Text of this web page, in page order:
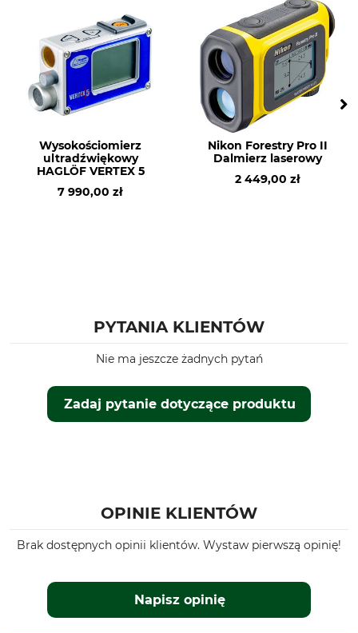
Wysokościomierz
ultradźwiękowy
HAGLӦF VERTEX 5
7 990,00 zł
Nikon Forestry Pro II
Dalmierz laserowy
2 449,00 zł
PYTANIA KLIENTÓW
Zadaj pytanie dotyczące produktu
Nie ma jeszcze żadnych pytań
OPINIE KLIENTÓW
Brak dostępnych opinii klientów. Wystaw pierwszą opinię!
Napisz opinię